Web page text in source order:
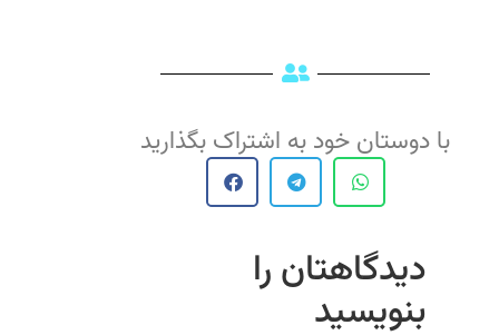
با دوستان خود به اشتراک بگذارید
دیدگاهتان را
بنویسید